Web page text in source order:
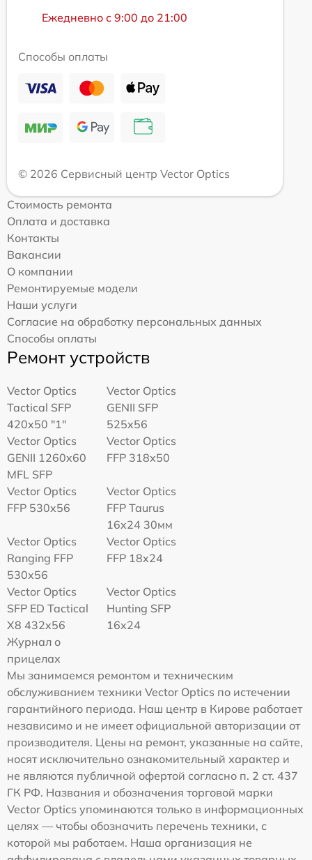
Ежедневно с 9:00 до 21:00
Способы оплаты
© 2026 Сервисный центр Vector Optics
Стоимость ремонта
Оплата и доставка
Контакты
Вакансии
О компании
Ремонтируемые модели
Наши услуги
Согласие на обработку персональных данных
Способы оплаты
Ремонт устройств
Vector Optics
Tactical SFP
420x50 "1"
Vector Optics
GENII SFP
525x56
Vector Optics
GENII 1260x60
MFL SFP
Vector Optics
FFP 318x50
Vector Optics
FFP 530x56
Vector Optics
FFP Taurus
16x24 30мм
Vector Optics
Ranging FFP
530x56
Vector Optics
FFP 18x24
Vector Optics
SFP ED Tactical
X8 432x56
Vector Optics
Hunting SFP
16x24
Журнал о
прицелах
Мы занимаемся ремонтом и техническим
обслуживанием техники Vector Optics по истечении
гарантийного периода. Наш центр в Кирове работает
независимо и не имеет официальной авторизации от
производителя. Цены на ремонт, указанные на сайте,
носят исключительно ознакомительный характер и
не являются публичной офертой согласно п. 2 ст. 437
ГК РФ. Названия и обозначения торговой марки
Vector Optics упоминаются только в информационных
целях — чтобы обозначить перечень техники, с
которой мы работаем. Наша организация не